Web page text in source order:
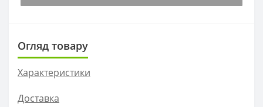
Огляд товару
Характеристики
Доставка